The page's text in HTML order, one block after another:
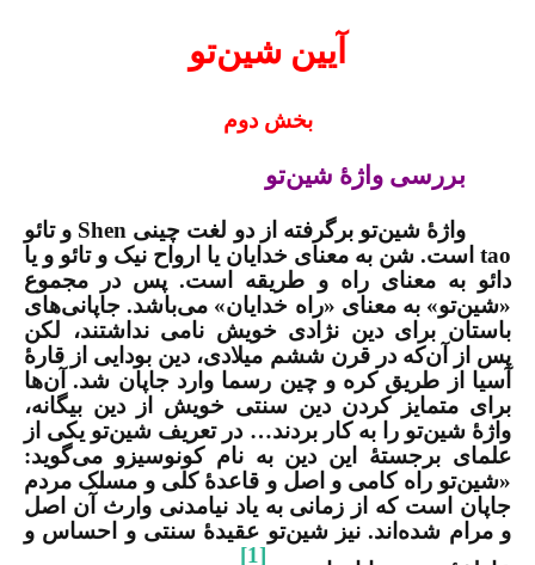
آیین شین‌تو
بخش دوم
بررسی واژۀ شین‌تو
واژۀ شین‌تو برگرفته از دو لغت چینی Shen و تائو
tao است. شن به معنای خدایان یا ارواح نیک و تائو و یا
دائو به معنای راه و طریقه است. پس در مجموع
«شین‌تو» به معنای «راه خدایان» می‌باشد. جاپانی‌های
باستان برای دین نژادی خویش نامی نداشتند، لکن
پس از آن‌که در قرن ششم میلادی، دین بودایی از قارۀ
آسیا از طریق کره و چین رسما وارد جاپان شد. آن‌ها
برای متمایز کردن دین سنتی خویش از دین بیگانه،
واژۀ شین‌تو را به کار بردند… در تعریف شین‌تو یکی از
علمای برجستۀ این دین به نام کونوسیزو می‌گوید:
«شین‌تو راه کامی و اصل و قاعدۀ کلی و مسلک مردم
جاپان است که از زمانی به یاد نیامدنی وارث آن اصل
و مرام شده‌اند. نیز شین‌تو عقیدۀ سنتی و احساس و
[1]